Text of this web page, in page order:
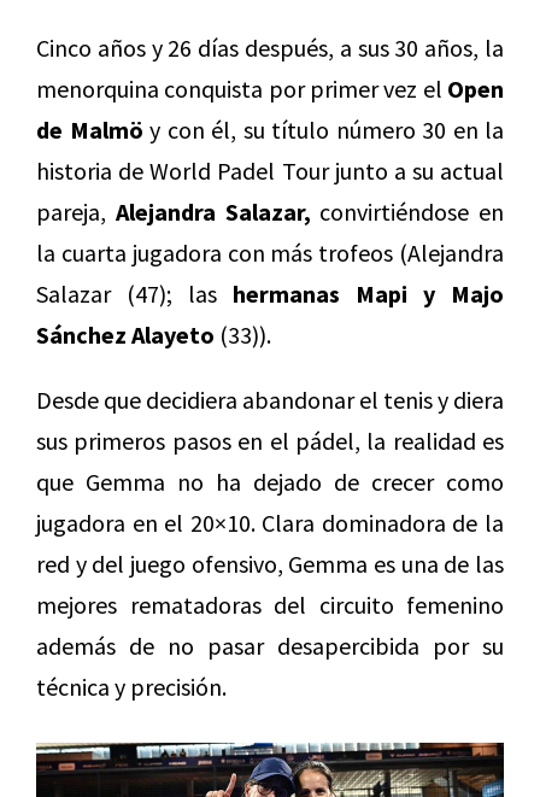
Cinco años y 26 días después, a sus 30 años, la
menorquina conquista por primer vez el Open
de Malmö y con él, su título número 30 en la
historia de World Padel Tour junto a su actual
pareja, Alejandra Salazar, convirtiéndose en
la cuarta jugadora con más trofeos (Alejandra
Salazar (47); las hermanas Mapi y Majo
Sánchez Alayeto (33)).
Desde que decidiera abandonar el tenis y diera
sus primeros pasos en el pádel, la realidad es
que Gemma no ha dejado de crecer como
jugadora en el 20×10. Clara dominadora de la
red y del juego ofensivo, Gemma es una de las
mejores rematadoras del circuito femenino
además de no pasar desapercibida por su
técnica y precisión.